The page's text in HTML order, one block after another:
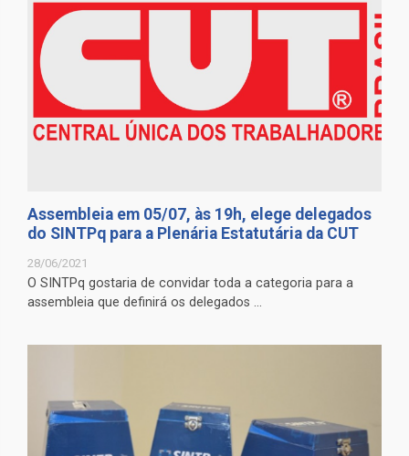
Assembleia em 05/07, às 19h, elege delegados
do SINTPq para a Plenária Estatutária da CUT
28/06/2021
O SINTPq gostaria de convidar toda a categoria para a
assembleia que definirá os delegados ...